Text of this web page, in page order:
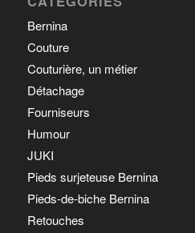
Bernina
Couture
Couturière, un métier
Détachage
Fourniseurs
Humour
JUKI
Pieds surjeteuse Bernina
Pieds-de-biche Bernina
Retouches